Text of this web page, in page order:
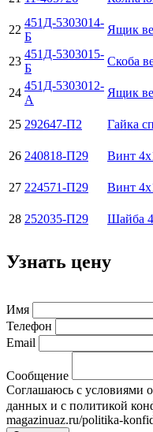
22
451Д-5303014-
Б
Ящик
23
451Д-5303015-
Б
Скоба
24
451Д-5303012-
А
Ящик
25 292647-П2 Гайка
26 240818-П29 Винт
27 224571-П29 Винт
28 252035-П29 Шайба 4
Узнать цену
Имя
Телефон
Email
Сообщение
Соглашаюсь с условиями
данных и с политикой
magazinuaz.ru/politika-